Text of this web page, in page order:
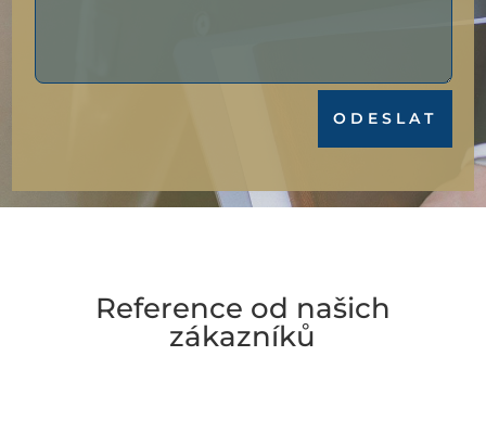
ODESLAT
Reference od našich
zákazníků